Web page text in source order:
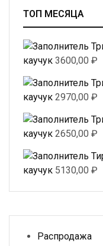
ТОП МЕСЯЦА
каучук 3600,00 ₽
каучук 2970,00 ₽
каучук 2650,00 ₽
каучук 5130,00 ₽
Распродажа